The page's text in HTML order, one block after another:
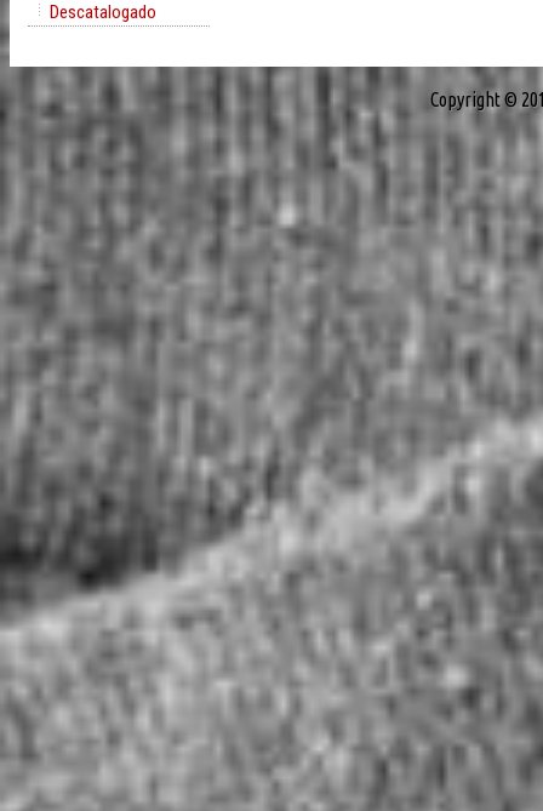
Descatalogado
Copyright ©